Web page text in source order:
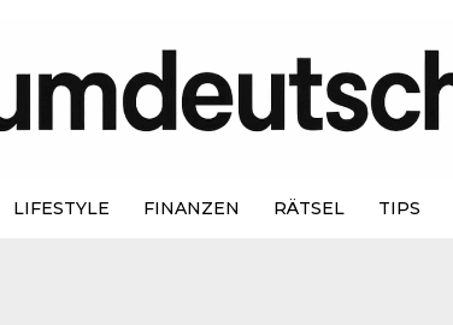
LIFESTYLE FINANZEN RÄTSEL TIPS